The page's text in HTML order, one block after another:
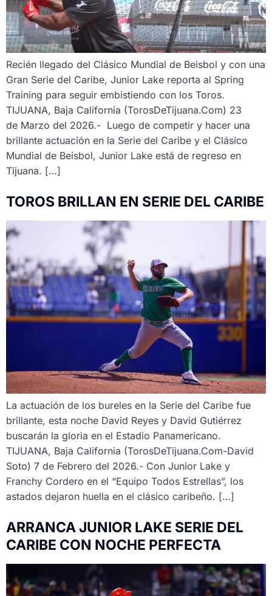
Recién llegado del Clásico Mundial de Beisbol y con una
Gran Serie del Caribe, Junior Lake reporta al Spring
Training para seguir embistiendo con los Toros.
TIJUANA, Baja California (TorosDeTijuana.Com) 23
de Marzo del 2026.- Luego de competir y hacer una
brillante actuación en la Serie del Caribe y el Clásico
Mundial de Beisbol, Junior Lake está de regreso en
Tijuana. […]
TOROS BRILLAN EN SERIE DEL CARIBE
La actuación de los bureles en la Serie del Caribe fue
brillante, esta noche David Reyes y David Gutiérrez
buscarán la gloria en el Estadio Panamericano.
TIJUANA, Baja California (TorosDeTijuana.Com-David
Soto) 7 de Febrero del 2026.- Con Junior Lake y
Franchy Cordero en el “Equipo Todos Estrellas”, los
astados dejaron huella en el clásico caribeño. […]
ARRANCA JUNIOR LAKE SERIE DEL
CARIBE CON NOCHE PERFECTA